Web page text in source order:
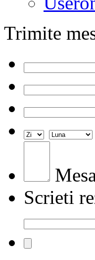
Trimite
Scrieti